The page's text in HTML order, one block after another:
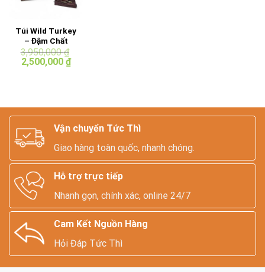
Túi Wild Turkey
– Đậm Chất
Hoang Dã Cho
Dân Chơi Đồ Da
3,950,000₫
Giá
gốc
2,500,000 ₫Giá
hiện
Vận chuyển Tức Thì
Giao hàng toàn quốc, nhanh chóng.
Hỗ trợ trực tiếp
Nhanh gọn, chính xác, online 24/7
Cam Kết Nguồn Hàng
Hỏi Đáp Tức Thì